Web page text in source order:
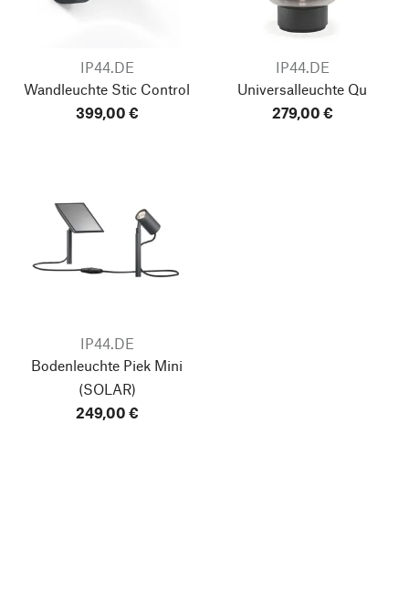
IP44.DE
Wandleuchte Stic Control
399,00 €
IP44.DE
Universalleuchte Qu
279,00 €
IP44.DE
Bodenleuchte Piek Mini
(SOLAR)
249,00 €